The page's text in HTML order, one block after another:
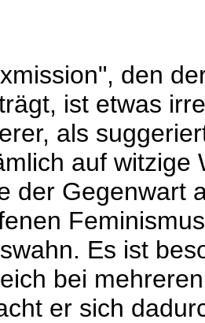
den
ist etwas
als
auf witzige
der Gegenwart
Es ist
bei
er sich